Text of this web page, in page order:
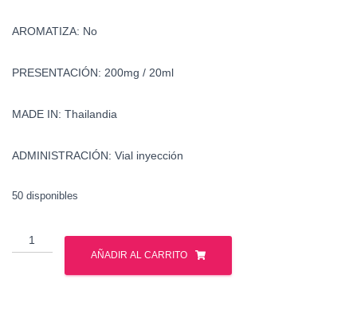
AROMATIZA: No
PRESENTACIÓN: 200mg / 20ml
MADE IN: Thailandia
ADMINISTRACIÓN: Vial inyección
50 disponibles
Boldenona
-
Equipoise
AÑADIR AL CARRITO